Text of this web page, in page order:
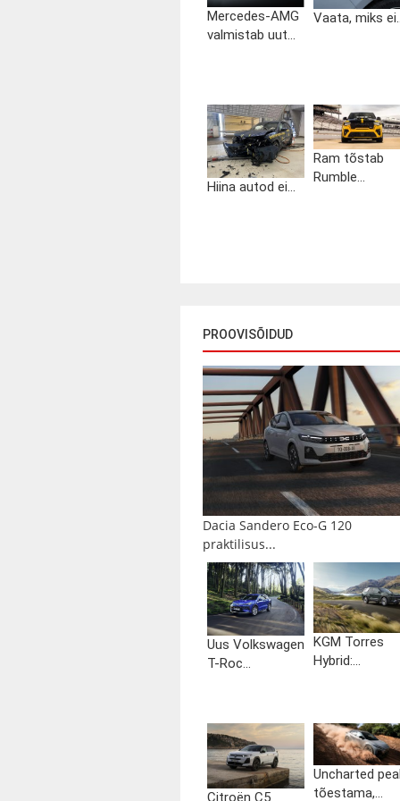
Mercedes-AMG
valmistab uut...
Vaata, miks
Hiina autod ei...
Ram tõstab
Rumble...
PROOVISÕIDUD
Dacia Sandero Eco-G 120
praktilisus...
Uus Volkswagen
T-Roc...
KGM Torres
Hybrid:...
Citroën C5
Uncharted
tõestama,...